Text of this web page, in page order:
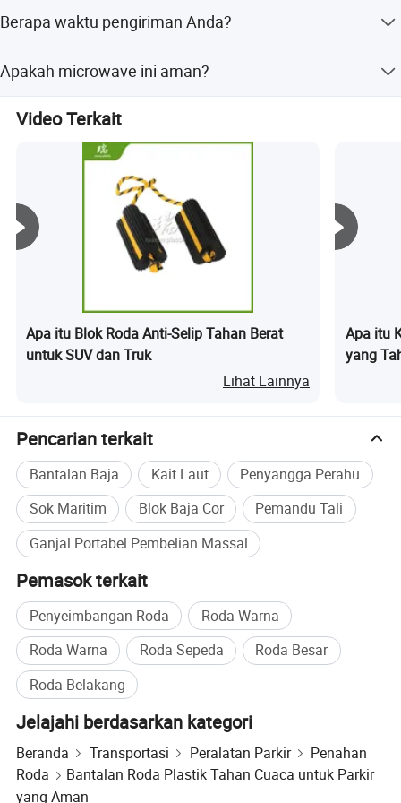
penggantian 100% untuk produk yang rusak.
Berapa waktu pengiriman Anda?
menerima deposit. Waktu pengiriman mendesak dapat
dinegosiasikan.
Apakah microwave ini aman?
polipropilena (PP5) kami aman digunakan di microwave.
Dapat tahan dari -20°C hingga +120°C tanpa
mengeluarkan zat berbahaya. Sampel wadah plastik
sekali pakai tersedia untuk pengujian.
Video Terkait
Apa itu Blok Roda Anti-Selip Tahan Berat
untuk SUV dan Truk
Lihat Lainnya
Apa itu
yang
Pencarian terkait
Bantalan Baja Kait Laut
Penyangga Perahu
Sok Maritim
Blok Baja Cor
Pemandu Tali
Ganjal Portabel Pembelian Massal
Pemasok terkait
Penyeimbangan Roda
Roda Warna
Roda Warna
Roda Sepeda
Roda Besar
Roda Belakang
Jelajahi berdasarkan kategori
Beranda Transportasi Peralatan Parkir
Penahan
Roda
Bantalan Roda Plastik Tahan Cuaca untuk Parkir
yang Aman